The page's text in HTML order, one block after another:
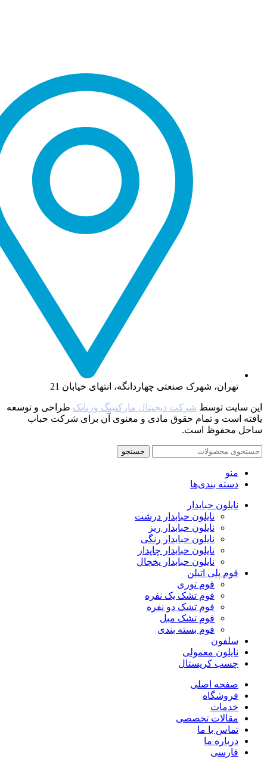
تهران، شهرک صنعتی چهاردانگه، انتهای خیابان 21
این سایت توسط شرکت دیجیتال مارکتینگ ورناتک طراحی و توسعه
یافته‌ است و تمام حقوق مادی و معنوی آن برای شرکت حباب
ساحل محفوظ است.
جستجو
منو
دسته بندی‌ها
نایلون حبابدار
نایلون حبابدار درشت
نایلون حبابدار ریز
نایلون حبابدار رنگی
نایلون حبابدار چاپدار
نایلون حبابدار یخچال
فوم پلی اتیلن
فوم توری
فوم تشک یک نفره
فوم تشک دو نفره
فوم تشک مبل
فوم بسته بندی
سلفون
نایلون معمولی
چسب کریستال
صفحه اصلی
فروشگاه
خدمات
مقالات تخصصی
تماس با ما
درباره ما
فارسی